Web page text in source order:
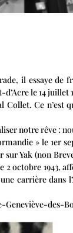
il essaye
le 14 juillet
Collet. Ce
notre rêve :
» le 1er
Yak (non
1943,
carrière dans
Geneviève-des-